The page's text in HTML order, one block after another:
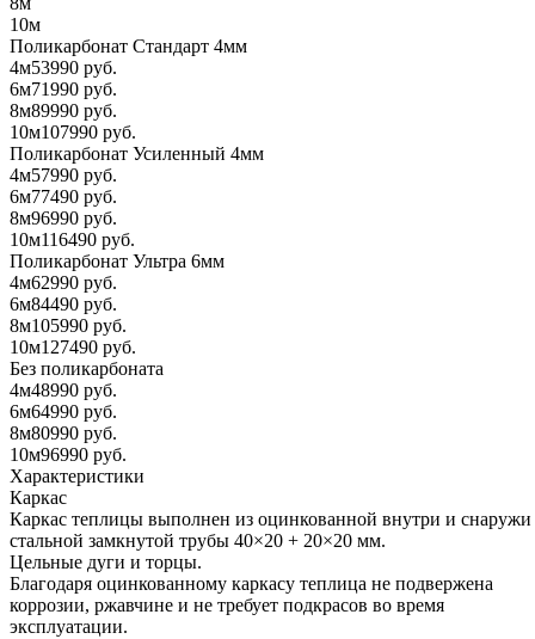
10м
Поликарбонат Стандарт 4мм
4м53990 руб.
6м71990 руб.
8м89990 руб.
10м107990 руб.
Поликарбонат Усиленный 4мм
4м57990 руб.
6м77490 руб.
8м96990 руб.
10м116490 руб.
Поликарбонат Ультра 6мм
4м62990 руб.
6м84490 руб.
8м105990 руб.
10м127490 руб.
Без поликарбоната
4м48990 руб.
6м64990 руб.
8м80990 руб.
10м96990 руб.
Характеристики
Каркас
Каркас теплицы выполнен из оцинкованной внутри и снаружи
стальной замкнутой трубы 40×20 + 20×20 мм.
Цельные дуги и торцы.
Благодаря оцинкованному каркасу теплица не подвержена
коррозии, ржавчине и не требует подкрасов во время
эксплуатации.